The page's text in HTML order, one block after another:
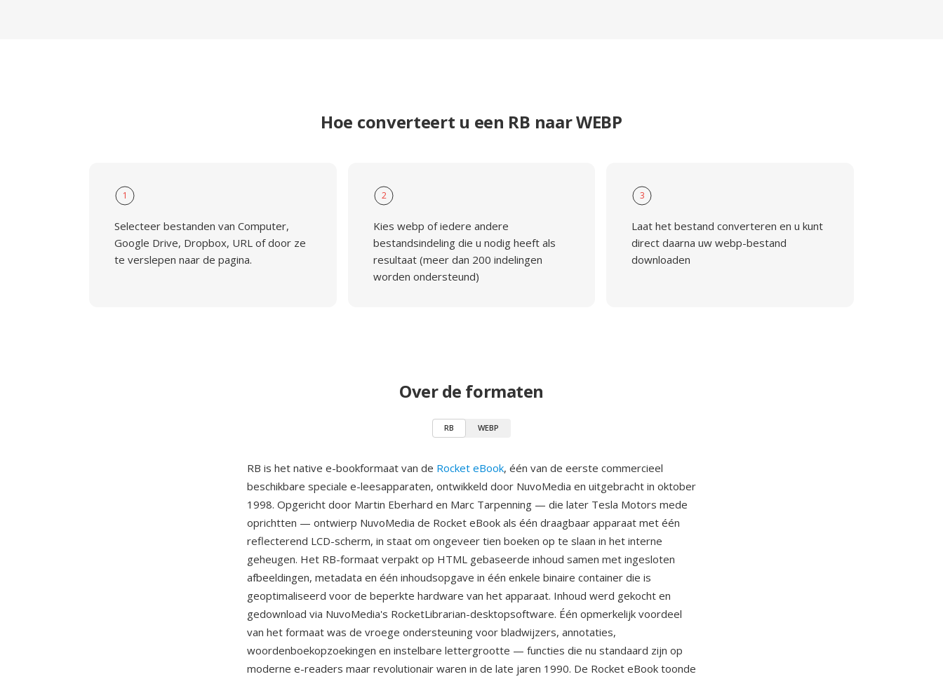
Hoe converteert u een RB naar WEBP
1
Selecteer bestanden van Computer,
Google Drive, Dropbox, URL of door ze
te verslepen naar de pagina.
2
Kies webp of iedere andere
bestandsindeling die u nodig heeft als
resultaat (meer dan 200 indelingen
worden ondersteund)
3
Laat het bestand converteren en u kunt
direct daarna uw webp-bestand
downloaden
Over de formaten
RB WEBP
RB is het native e-bookformaat van de Rocket eBook, één van de eerste commercieel
beschikbare speciale e-leesapparaten, ontwikkeld door NuvoMedia en uitgebracht in oktober
1998. Opgericht door Martin Eberhard en Marc Tarpenning — die later Tesla Motors mede
oprichtten — ontwierp NuvoMedia de Rocket eBook als één draagbaar apparaat met één
reflecterend LCD-scherm, in staat om ongeveer tien boeken op te slaan in het interne
geheugen. Het RB-formaat verpakt op HTML gebaseerde inhoud samen met ingesloten
afbeeldingen, metadata en één inhoudsopgave in één enkele binaire container die is
geoptimaliseerd voor de beperkte hardware van het apparaat. Inhoud werd gekocht en
gedownload via NuvoMedia's RocketLibrarian-desktopsoftware. Één opmerkelijk voordeel
van het formaat was de vroege ondersteuning voor bladwijzers, annotaties,
woordenboekopzoekingen en instelbare lettergrootte — functies die nu standaard zijn op
moderne e-readers maar revolutionair waren in de late jaren 1990. De Rocket eBook toonde